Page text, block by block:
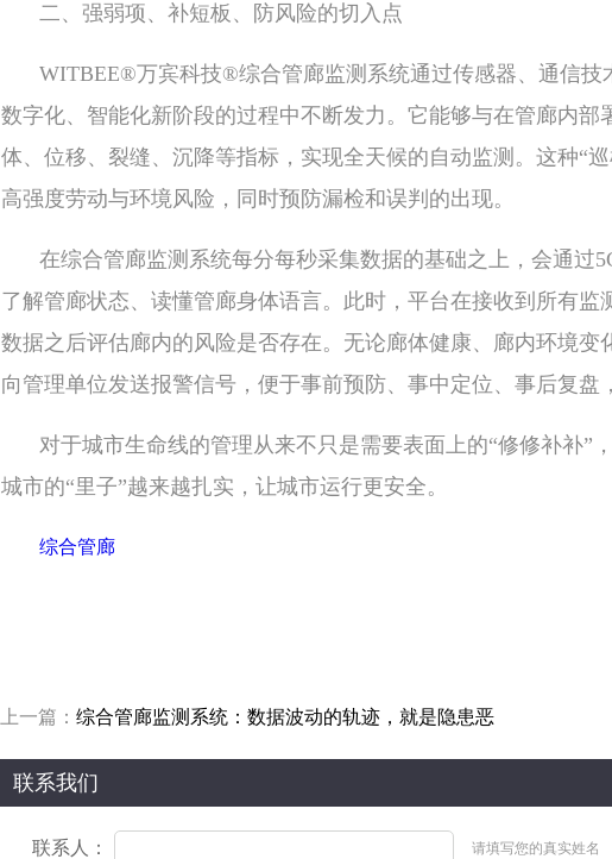
二、强弱项、补短板、防风险的切入点
WITBEE®万宾科技®综合管廊监测系统通过传感器、通信
数字化、智能化新阶段的过程中不断发力。它能够与在管廊内
体、位移、裂缝、沉降等指标，实现全天候的自动监测。这种“
高强度劳动与环境风险，同时预防漏检和误判的出现。
在综合管廊监测系统每分每秒采集数据的基础之上，会通过
了解管廊状态、读懂管廊身体语言。此时，平台在接收到所有
数据之后评估廊内的风险是否存在。无论廊体健康、廊内环境
向管理单位发送报警信号，便于事前预防、事中定位、事后复盘
对于城市生命线的管理从来不只是需要表面上的“修修补补”
城市的“里子”越来越扎实，让城市运行更安全。
综合管廊
上一篇： 综合管廊监测系统：数据波动的轨迹，就是隐患恶
联系我们
联系人： 请填写您的真实姓名